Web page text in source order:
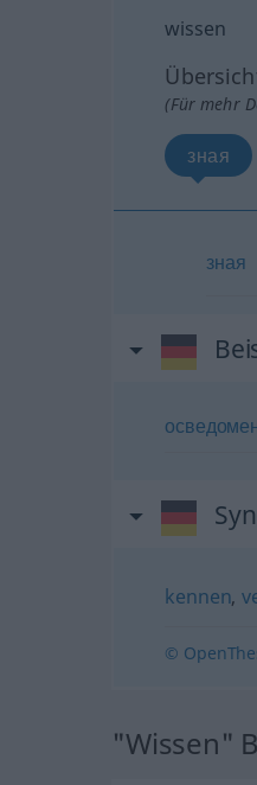
wissen
(Für mehr
зная
зная
kennen,
©
"Wissen"